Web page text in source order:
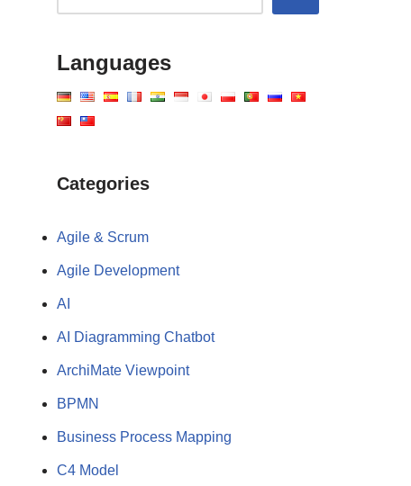
Languages
Categories
Agile & Scrum
Agile Development
AI
AI Diagramming Chatbot
ArchiMate Viewpoint
BPMN
Business Process Mapping
C4 Model